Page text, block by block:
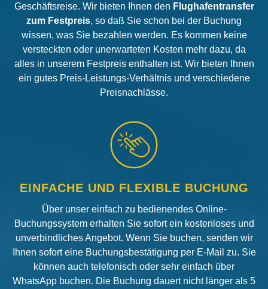
Geschäftsreise. Wir bieten Ihnen den Flughafentransfer
zum Festpreis, so daß Sie schon bei der Buchung
wissen, was Sie bezahlen werden. Es kommen keine
versteckten oder unerwarteten Kosten mehr dazu, da
alles in unserem Festpreis enthalten ist. Wir bieten Ihnen
ein gutes Preis-Leistungs-Verhältnis und verschiedene
Preisnachlässe.
EINFACHE UND FLEXIBLE BUCHUNG
Über unser einfach zu bedienendes Online-
Buchungssystem erhalten Sie sofort ein kostenloses und
unverbindliches Angebot. Wenn Sie buchen, senden wir
Ihnen sofort eine Buchungsbestätigung per E-Mail zu. Sie
können auch telefonisch oder sehr einfach über
WhatsApp buchen. Die Buchung dauert nicht länger als 5